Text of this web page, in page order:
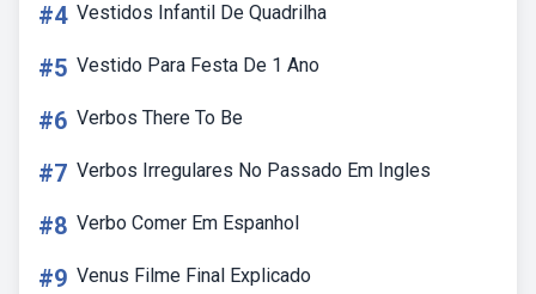
#4 Vestidos Infantil De Quadrilha
#5 Vestido Para Festa De 1 Ano
#6 Verbos There To Be
#7 Verbos Irregulares No Passado Em Ingles
#8 Verbo Comer Em Espanhol
#9 Venus Filme Final Explicado